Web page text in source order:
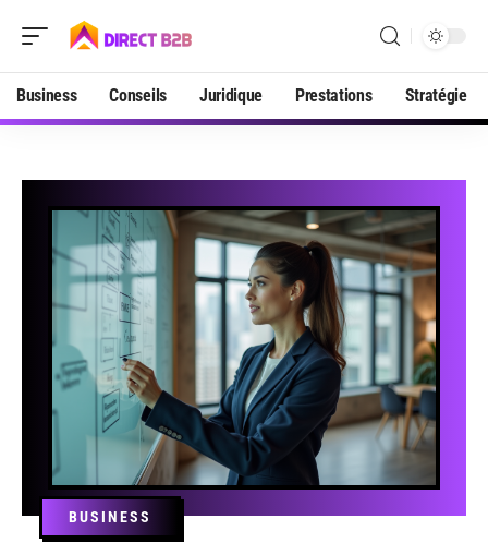
Business Conseils Juridique Prestations Stratégie
BUSINESS